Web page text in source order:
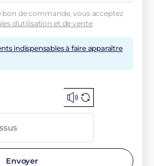
de commande, vous acceptez
d'utilisation et de vente
indispensables à faire apparaître
Envoyer